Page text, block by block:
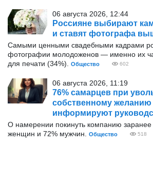
06 августа 2026, 12:44
Россияне выбирают
и ставят фотографа
Самыми ценными свадебными кадрами
фотографии молодоженов — именно их
для печати (34%).
Общество 602
06 августа 2026, 11:19
76% самарцев при
собственному желанию
информируют
О намерении покинуть компанию
женщин и 72% мужчин.
Общество 518